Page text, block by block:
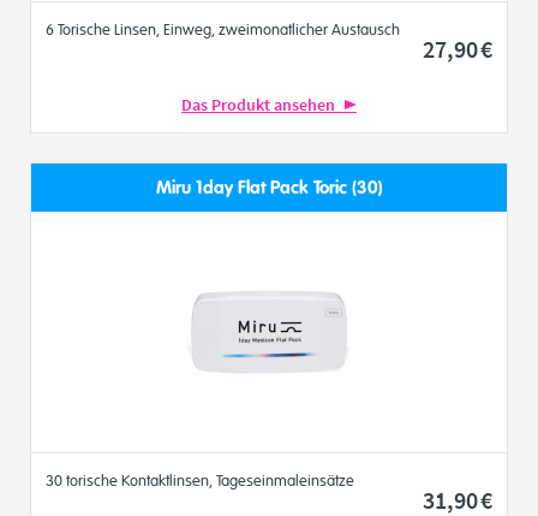
6 Torische Linsen, Einweg, zweimonatlicher Austausch
27,90€
Das Produkt ansehen
Miru 1day Flat Pack Toric (30)
30 torische Kontaktlinsen, Tageseinmaleinsätze
31,90€